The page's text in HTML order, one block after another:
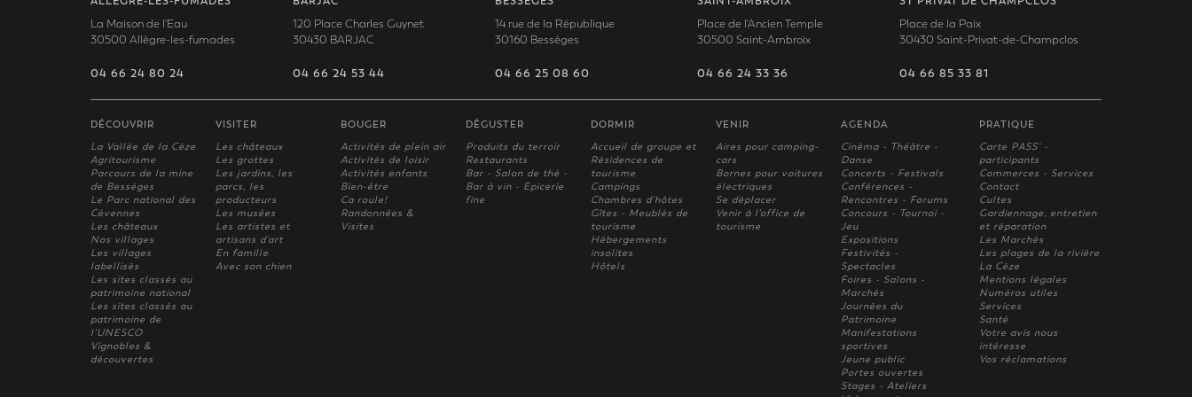
La Maison de l'Eau
30500 Allègre-les-fumades
04 66 24 80 24
120 Place Charles Guynet
30430 BARJAC
04 66 24 53 44
14 rue de la République
30160 Bessèges
04 66 25 08 60
Place de l'Ancien Temple
30500 Saint-Ambroix
04 66 24 33 36
Place de la Paix
30430 Saint-Privat-de-Champclos
04 66 85 33 81
DÉCOUVRIR
La Vallée de la Cèze
Agritourisme
Parcours de la mine
de Bessèges
Le Parc national des
Cévennes
Les châteaux
Nos villages
Les villages
labellisés
Les sites classés au
patrimoine national
Les sites classés au
patrimoine de
l'UNESCO
Vignobles &
découvertes
VISITER
Les châteaux
Les grottes
Les jardins, les
parcs, les
producteurs
Les musées
Les artistes et
artisans d'art
En famille
Avec son chien
BOUGER
Activités de plein air
Activités de loisir
Activités enfants
Bien-être
Ca roule!
Randonnées &
Visites
DÉGUSTER
Produits du terroir
Restaurants
Bar - Salon de thé -
Bar à vin - Epicerie
fine
DORMIR
Accueil de groupe et
Résidences de
tourisme
Campings
Chambres d'hôtes
Gîtes - Meublés de
tourisme
Hébergements
insolites
Hôtels
VENIR
Aires pour camping-
cars
Bornes pour voitures
électriques
Se déplacer
Venir à l'office de
tourisme
AGENDA
Cinéma - Théâtre -
Danse
Concerts - Festivals
Conférences -
Rencontres - Forums
Concours - Tournoi -
Jeu
Expositions
Festivités -
Spectacles
Foires - Salons -
Marchés
Journées du
Patrimoine
Manifestations
sportives
Jeune public
Portes ouvertes
Stages - Ateliers
PRATIQUE
Carte PASS' -
participants
Commerces - Services
Contact
Cultes
Gardiennage, entretien
et réparation
Les Marchés
Les plages de la rivière
La Cèze
Mentions légales
Numéros utiles
Services
Santé
Votre avis nous
intèresse
Vos réclamations